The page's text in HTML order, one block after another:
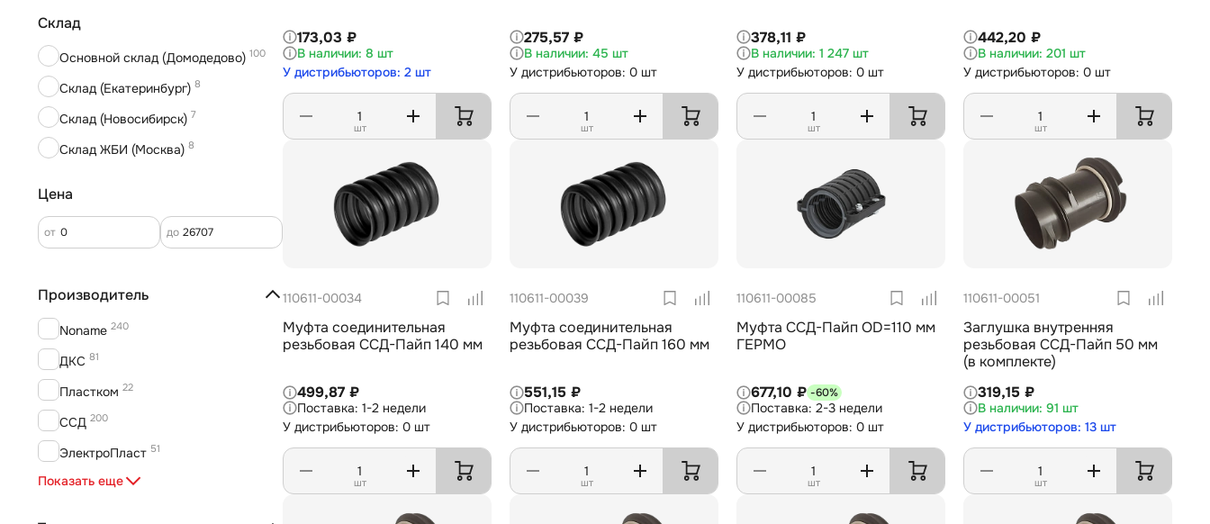
Склад
Основной склад (Домодедово) 100
Склад (Екатеринбург) 8
Склад (Новосибирск) 7
Склад ЖБИ (Москва) 8
Цена
от до
Производитель
Noname 240
ДКС 81
Пластком 22
ССД 200
ЭлектроПласт 51
ЭнергоПласт
Показать еще
173,03 ₽
8 шт
У дистрибьюторов: 2 шт
шт
275,57 ₽
45 шт
У дистрибьюторов: 0 шт
шт
378,11 ₽
1 247 шт
У дистрибьюторов: 0 шт
шт
442,20 ₽
201 шт
У дистрибьюторов: 0 шт
шт
110611-00034
Муфта соединительная
резьбовая ССД-Пайп 140 мм
499,87 ₽
1-2 недели
У дистрибьюторов: 0 шт
шт
110611-00039
Муфта соединительная
резьбовая ССД-Пайп 160 мм
551,15 ₽
1-2 недели
У дистрибьюторов: 0 шт
шт
110611-00085
Муфта ССД-Пайп OD=110 мм
ГЕРМО
677,10 ₽ -60%
2-3 недели
У дистрибьюторов: 0 шт
шт
110611-00051
Заглушка внутренняя
резьбовая ССД-Пайп 50 мм
(в комплекте)
319,15 ₽
91 шт
У дистрибьюторов: 13 шт
шт